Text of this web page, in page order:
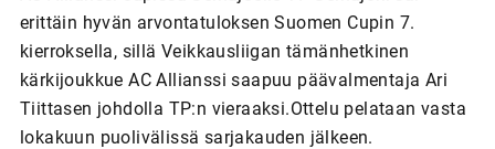
erittäin hyvän arvontatuloksen Suomen Cupin 7.
kierroksella, sillä Veikkausliigan tämänhetkinen
kärkijoukkue AC Allianssi saapuu päävalmentaja Ari
Tiittasen johdolla TP:n vieraaksi.Ottelu pelataan vasta
lokakuun puolivälissä sarjakauden jälkeen.